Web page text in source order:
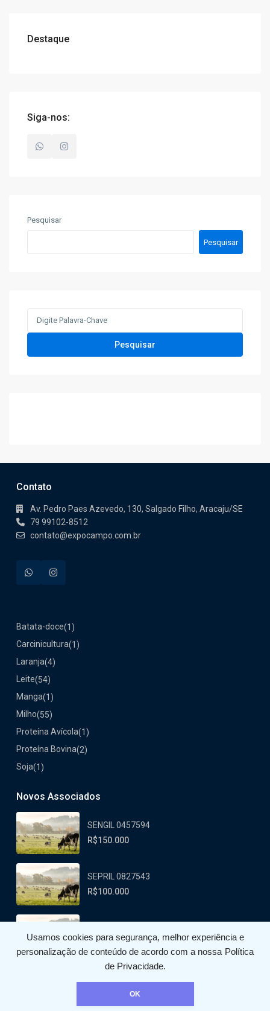
Usamos cookies para segurança, melhor experiência e
personalização de conteúdo de acordo com a nossa Política
de Privacidade.
OK
Destaque
Siga-nos:
Pesquisar
Pesquisar
Pesquisar
Contato
Av. Pedro Paes Azevedo, 130, Salgado Filho, Aracaju/SE
79 99102-8512
contato@expocampo.com.br
Batata-doce(1)
Carcinicultura(1)
Laranja(4)
Leite(54)
Manga(1)
Milho(55)
Proteína Avícola(1)
Proteína Bovina(2)
Soja(1)
Novos Associados
SENGIL 0457594
R$150.000
SEPRIL 0827543
R$100.000
R$180.000